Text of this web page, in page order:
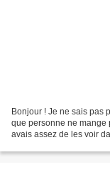
Bonjour ! Je ne sais pas
que personne ne mange
avais assez de les voir